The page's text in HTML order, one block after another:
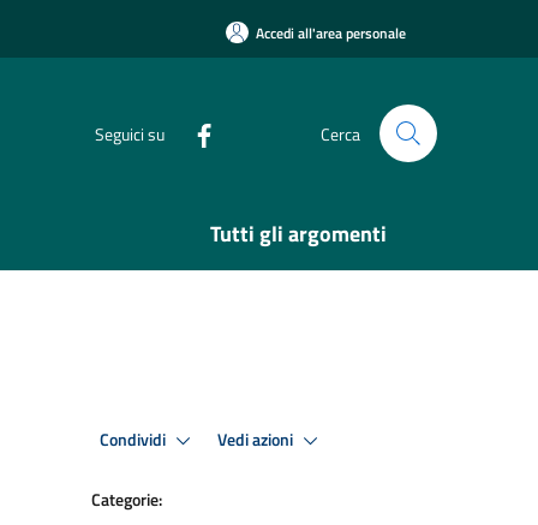
Accedi all'area personale
Seguici su Cerca
Tutti gli argomenti
Condividi Vedi azioni
Categorie: